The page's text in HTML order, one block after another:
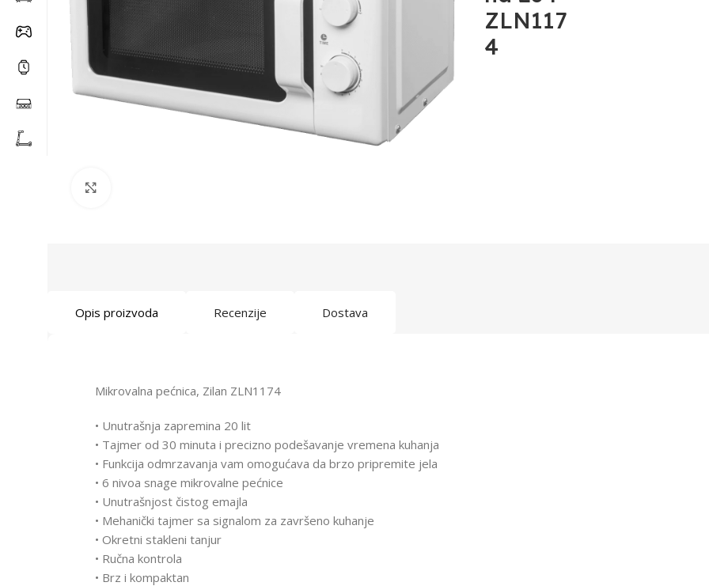
ZLN117
4
Opis proizvoda Recenzije Dostava
Mikrovalna pećnica, Zilan ZLN1174
• Unutrašnja zapremina 20 lit
• Tajmer od 30 minuta i precizno podešavanje vremena kuhanja
• Funkcija odmrzavanja vam omogućava da brzo pripremite jela
• 6 nivoa snage mikrovalne pećnice
• Unutrašnjost čistog emajla
• Mehanički tajmer sa signalom za završeno kuhanje
• Okretni stakleni tanjur
• Ručna kontrola
• Brz i kompaktan